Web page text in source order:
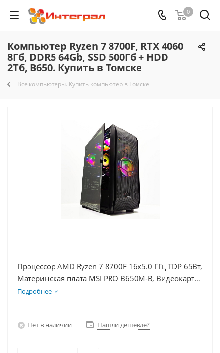
0
Компьютер Ryzen 7 8700F, RTX 4060
8Гб, DDR5 64Gb, SSD 500Гб + HDD
2Тб, B650. Купить в Томске
Все компьютеры. Купить компьютер в Томске
Процессор AMD Ryzen 7 8700F 16x5.0 ГГц TDP 65Вт,
Материнская плата MSI PRO B650M-B, Видеокарта
RTX 4060 8Гб, Память DDR5 64Gb, Диски
Подробнее
Нет в наличии Нашли дешевле?